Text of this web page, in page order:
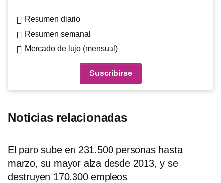
Resumen diario
Resumen semanal
Mercado de lujo (mensual)
Noticias relacionadas
El paro sube en 231.500 personas hasta
marzo, su mayor alza desde 2013, y se
destruyen 170.300 empleos